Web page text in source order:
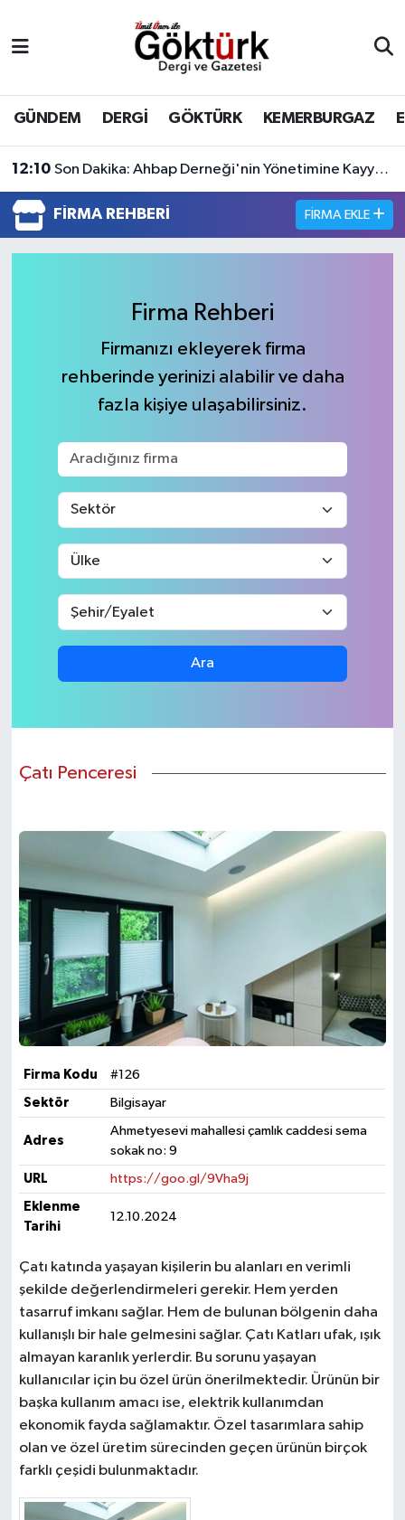
GÜNDEM DERGİ GÖKTÜRK KEMERBURGAZ
12:10 Son Dakika: Ahbap Derneği'nin Yönetimine Kayyum Atandı
FIRMA REHBERI FIRMA EKLE
Firma Rehberi
Firmanızı ekleyerek firma
rehberinde yerinizi alabilir ve daha
fazla kişiye ulaşabilirsiniz.
Ara
Çatı Penceresi
Firma Kodu #126
Sektör Bilgisayar
Adres
Ahmetyesevi mahallesi çamlık caddesi sema
sokak no: 9
URL https://goo.gl/9Vha9j
Eklenme
Tarihi
12.10.2024
Çatı katında yaşayan kişilerin bu alanları en verimli
şekilde değerlendirmeleri gerekir. Hem yerden
tasarruf imkanı sağlar. Hem de bulunan bölgenin daha
kullanışlı bir hale gelmesini sağlar. Çatı Katları ufak, ışık
almayan karanlık yerlerdir. Bu sorunu yaşayan
kullanıcılar için bu özel ürün önerilmektedir. Ürünün bir
başka kullanım amacı ise, elektrik kullanımdan
ekonomik fayda sağlamaktır. Özel tasarımlara sahip
olan ve özel üretim sürecinden geçen ürünün birçok
farklı çeşidi bulunmaktadır.
BİLİM
DERGİ
DÜNYA
EĞİTİM
GÖKTÜRK
MAGAZİN
ÖZEL HABER
SAĞLIK
Eyüpsultan Hava Durumu
Eyüpsultan Trafik Yoğunluk Haritası
Süper Lig Puan Durumu ve Fikstür
Tüm Manşetler
Son Dakika Haberleri